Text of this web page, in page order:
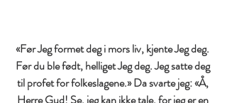
«Før Jeg formet deg i mors liv, kjente Jeg deg.
Før du ble født, helliget Jeg deg. Jeg satte deg
til profet for folkeslagene.» Da svarte jeg: «Å,
Herre Gud! Se, jeg kan ikke tale, for jeg er en